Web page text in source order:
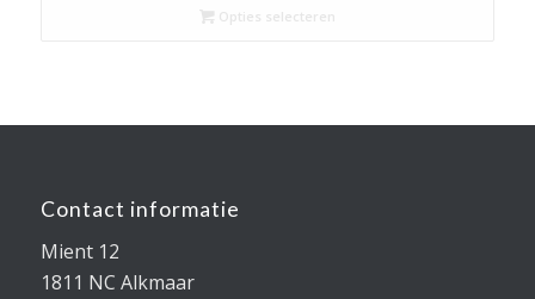
€155,00
Opties selecteren
Contact informatie
Mient 12
1811 NC Alkmaar